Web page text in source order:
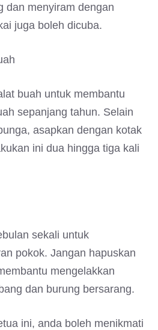
dan menyiram dengan
juga boleh dicuba.
buah untuk membantu
sepanjang tahun. Selain
asapkan dengan kotak
ini dua hingga tiga kali
sekali untuk
pokok. Jangan hapuskan
mengelakkan
dan burung bersarang.
ini, anda boleh menikmati